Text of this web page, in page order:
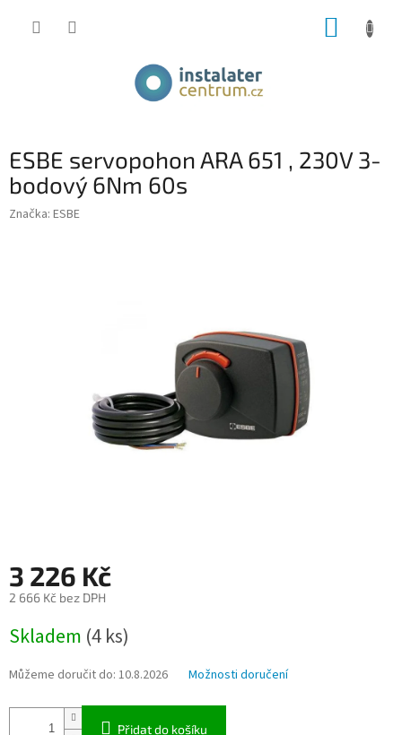
ESBE servopohon ARA 651 , 230V 3-
bodový 6Nm 60s
Značka: ESBE
3 226 Kč
2 666 Kč bez DPH
cena:
Skladem (4 ks)
Můžeme doručit do: 10.8.2026 Možnosti doručení
Přidat do košíku